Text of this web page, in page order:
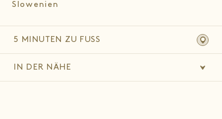
Slowenien
IN DER NÄHE
5 MINUTEN ZU FUSS